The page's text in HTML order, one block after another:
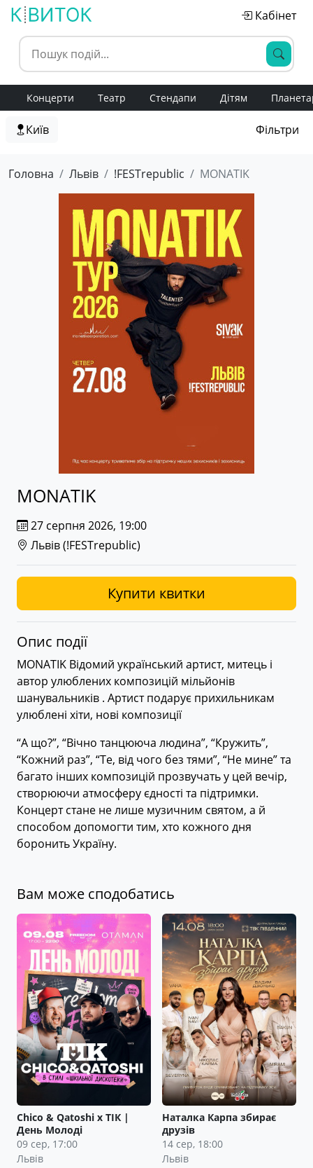
Кабінет
Концерти Театр Стендапи Дітям
Київ Фільтри
Головна Львів !FESTrepublic MONATIK
MONATIK
27 серпня 2026, 19:00
Львів (!FESTrepublic)
Купити квитки
Опис події
MONATIK Відомий український артист, митець і
автор улюблених композицій мільйонів
шанувальників . Артист подарує прихильникам
улюблені хіти, нові композиції
“А що?”, “Вічно танцююча людина”, “Кружить”,
“Кожний раз”, “Те, від чого без тями”, “Не мине” та
багато інших композицій прозвучать у цей вечір,
створюючи атмосферу єдності та підтримки.
Концерт стане не лише музичним святом, а й
способом допомогти тим, хто кожного дня
боронить Україну.
Вам може сподобатись
Сhico & Qatoshi x ТІК |
День Молоді
09 сер, 17:00
Львів
Наталка Карпа збирає
друзів
14 сер, 18:00
Львів